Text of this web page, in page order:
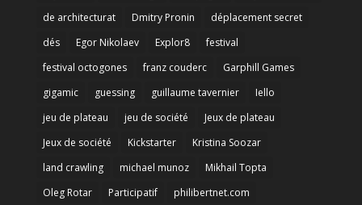
de architecturat
Dmitry Pronin
déplacement secret
dés
Egor Nikolaev Explor8
festival
festival octogones
franz couderc
Garphill Games
gigamic
guessing guillaume tavernier
Iello
jeu de plateau
jeu de société
Jeux de plateau
Jeux de société
Kickstarter
Kristina Soozar
land crawling
michael munoz
Mikhail Topta
Oleg Rotar
Participatif
philibertnet.com